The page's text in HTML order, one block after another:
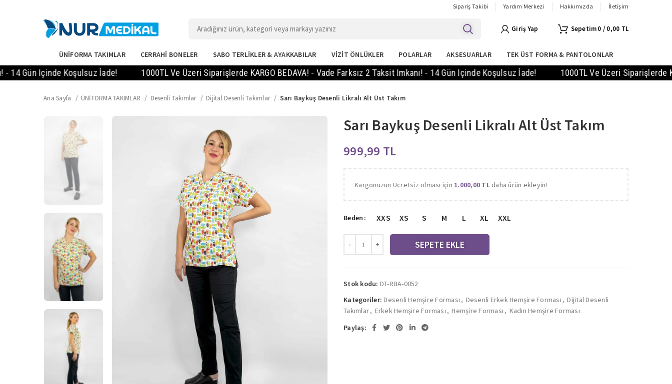
Sipariş Takibi Yardım Merkezi Hakkımızda İletişim
Giriş Yap 0 / 0,00 TL
ÜNİFORMA TAKIMLAR CERRAHİ BONELER SABO TERLİKLER & AYAKKABILAR VİZİT ÖNLÜKLER POLARLAR AKSESUARLAR TEK ÜST FORMA & PANTOLONLAR
Içinde Koşulsuz İade! 1000TL Ve Üzeri Siparişlerde KARGO BEDAVA! - Vade Farksız 2 Taksit Imkanı! - 14 Gün Içinde Koşulsuz İade! 1000TL Ve Üzeri Siparişlerde
Ana Sayfa ÜNİFORMA TAKIMLAR Desenli Takımlar Dijital Desenli Takımlar Sarı Baykuş Desenli Likralı Alt Üst Takım
Sarı Baykuş Desenli Likralı Alt Üst Takım
TL
Kargonuzun Ücretsiz olması için 1.000,00 TLdaha ürün ekleyin!
Beden XXS XS S M L XL XXL
SEPETE EKLE
Stok kodu: DT-RBA-0052
Kategoriler: Desenli Hemşire Forması , Desenli Erkek Hemşire Forması , Dijital Desenli
Takımlar, Erkek Hemşire Forması , Hemşire Forması , Kadın Hemşire Forması
Paylaş: